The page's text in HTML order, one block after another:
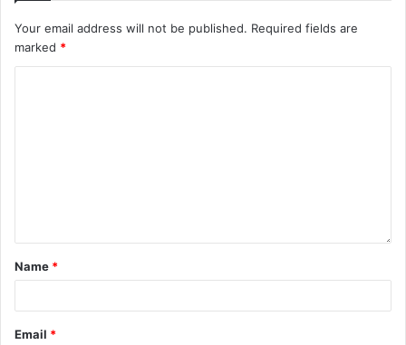
Your email address will not be published. Required fields are
marked *
Name *
Email *